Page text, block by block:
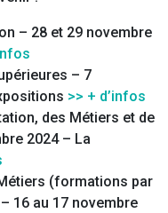
– 28 et 29 novembre
– 7
>> + d’infos
des Métiers et de
2024 – La
(formations par
16 au 17 novembre